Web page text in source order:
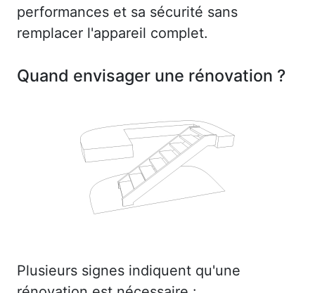
performances et sa sécurité sans
remplacer l'appareil complet.
Quand envisager une rénovation ?
Plusieurs signes indiquent qu'une